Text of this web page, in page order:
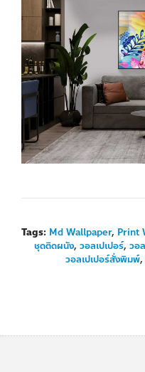
Tags: Md Wallpaper, Print
ชุดติดผนัง, วอลเปเปอร์, วอ
วอลเปเปอร์สั่งพิมพ์,